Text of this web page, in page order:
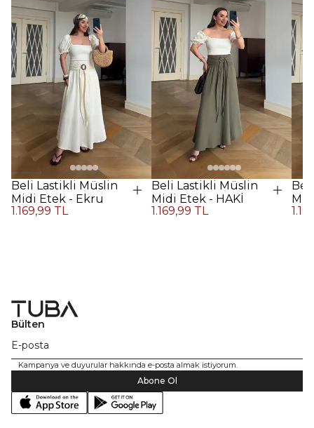
Beli Lastikli Müslin
Midi Etek - Ekru
1.169,99 TL
Beli Lastikli Müslin
Midi Etek - HAKİ
1.169,99 TL
Bülten
Kampanya ve duyurular hakkında e-posta almak istiyorum.
Abone Ol